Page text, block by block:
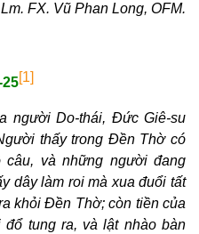
Lm. FX. Vũ Phan Long, OFM.
25[1]
người Do-thái, Đức Giê-su
thấy trong Đền Thờ có
và những người đang
dây làm roi mà xua đuổi tất
khỏi Đền Thờ; còn tiền của
tung ra, và lật nhào bàn